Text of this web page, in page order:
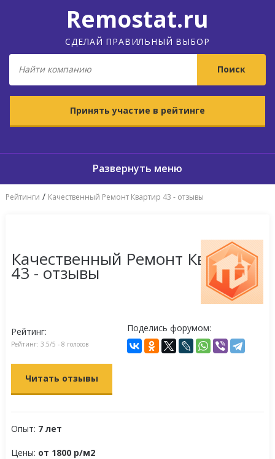
Remostat.ru
СДЕЛАЙ ПРАВИЛЬНЫЙ ВЫБОР
Принять участие в рейтинге
Рейтинги / Качественный Ремонт Квартир 43 - отзывы
Качественный Ремонт Квартир
43 - отзывы
Рейтинг:
Рейтинг: 3.5/5 - 8 голосов
Поделись форумом:
Читать отзывы
Опыт: 7 лет
Цены: от 1800 р/м2